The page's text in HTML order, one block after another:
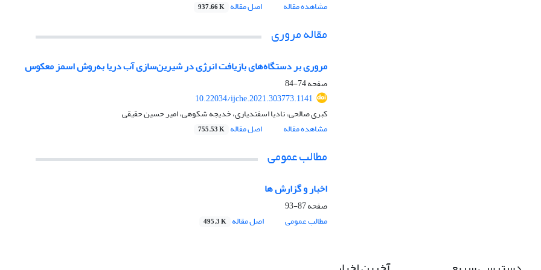
مشاهده مقاله
اصل مقاله 937.66 K
مقاله مروری
مروری بر دستگاه‌های بازیافت انرژی در شیرین‌سازی آب دریا به‌روش اسمز معکوس
صفحه74-84
10.22034/ijche.2021.303773.1141
کبری صالحی، نادیا اسفندیاری، خدیجه شکوهی، امیر حسین حقیقی
مشاهده مقاله
اصل مقاله 755.53 K
مطالب عمومی
اخبار و گزارش ها
صفحه87-93
مطالب عمومی
اصل مقاله 495.3 K